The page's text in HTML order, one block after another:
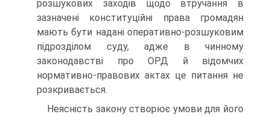
розшукових заходів щодо втручання в
зазначені конституційні права громадян
мають бути надані оперативно-розшуковим
підрозділом суду, адже в чинному
законодавстві про ОРД й відомчих
нормативно-правових актах це питання не
розкривається.
Неясність закону створює умови для його